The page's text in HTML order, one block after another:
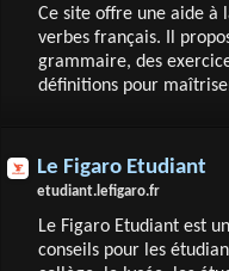
Ce site offre une aide à
verbes français. Il
grammaire, des
définitions pour
Le Figaro Etudiant
etudiant.lefigaro.fr
Le Figaro Etudiant est
conseils pour les